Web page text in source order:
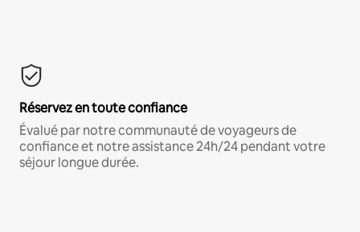
Réservez en toute confiance
Évalué par notre communauté de voyageurs de
confiance et notre assistance 24h/24 pendant votre
séjour longue durée.